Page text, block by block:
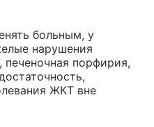
больным, у
нарушения
порфирия,
ЖКТ вне